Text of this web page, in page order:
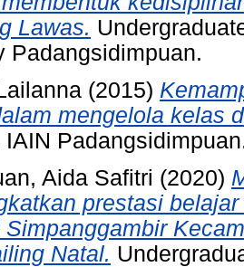
Lawas.
Padangsidimpuan.
(2015)
mengelola kelas
Aida Safitri (2020)
prestasi
Simpanggambir
Natal.